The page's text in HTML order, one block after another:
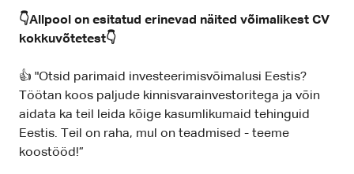
👇Allpool on esitatud erinevad näited võimalikest CV
kokkuvõtetest👇
👍 "Otsid parimaid investeerimisvõimalusi Eestis?
Töötan koos paljude kinnisvarainvestoritega ja võin
aidata ka teil leida kõige kasumlikumaid tehinguid
Eestis. Teil on raha, mul on teadmised - teeme
koostööd!”